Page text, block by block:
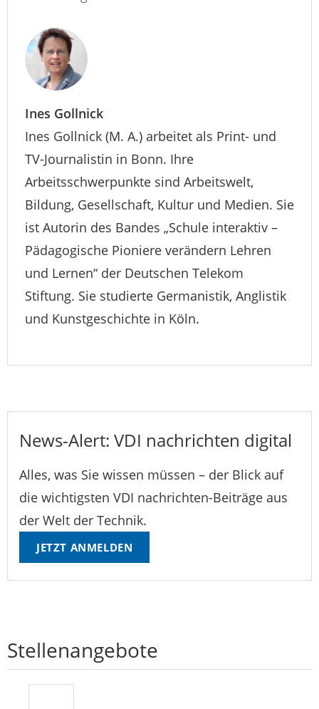
Ines Gollnick
Ines Gollnick (M. A.) arbeitet als Print- und
TV-Journalistin in Bonn. Ihre
Arbeitsschwerpunkte sind Arbeitswelt,
Bildung, Gesellschaft, Kultur und Medien. Sie
ist Autorin des Bandes „Schule interaktiv –
Pädagogische Pioniere verändern Lehren
und Lernen“ der Deutschen Telekom
Stiftung. Sie studierte Germanistik, Anglistik
und Kunstgeschichte in Köln.
News-Alert: VDI nachrichten digital
Alles, was Sie wissen müssen – der Blick auf
die wichtigsten VDI nachrichten-Beiträge aus
der Welt der Technik.
JETZT ANMELDEN
Stellenangebote